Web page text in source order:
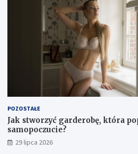
POZOSTAŁE
Jak stworzyć garderobę, która
samopoczucie?
29 lipca 2026